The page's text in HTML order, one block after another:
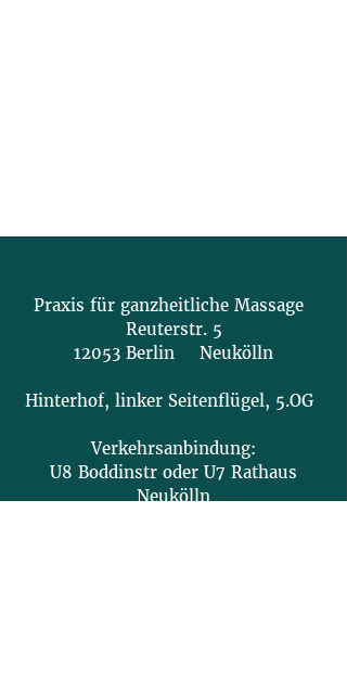
Praxis für ganzheitliche Massage
Reuterstr. 5
12053 Berlin Neukölln
Hinterhof, linker Seitenflügel, 5.OG
Verkehrsanbindung:
U8 Boddinstr oder U7 Rathaus
Neukölln